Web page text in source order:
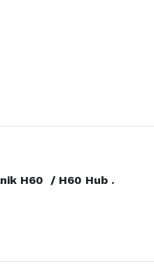
H60 / H60 Hub .